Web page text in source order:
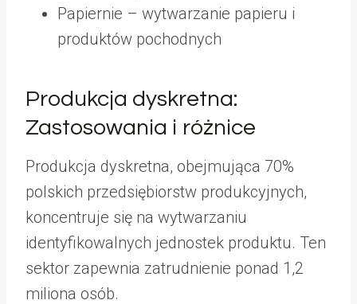
Papiernie – wytwarzanie papieru i
produktów pochodnych
Produkcja dyskretna:
Zastosowania i różnice
Produkcja dyskretna, obejmująca 70%
polskich przedsiębiorstw produkcyjnych,
koncentruje się na wytwarzaniu
identyfikowalnych jednostek produktu. Ten
sektor zapewnia zatrudnienie ponad 1,2
miliona osób.